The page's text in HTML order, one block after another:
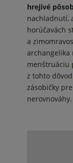
hrejivé
nachladnutí,
horúčavách
a
archangelika
menštruáciu
z tohto
zásobičky
nerovnováhy.